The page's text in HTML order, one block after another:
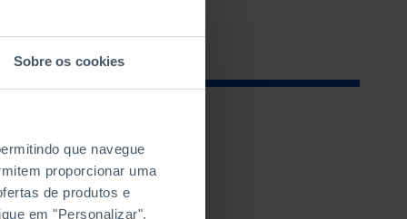
Sobre os cookies
que navegue
proporcionar uma
de produtos e
em "Personalizar".